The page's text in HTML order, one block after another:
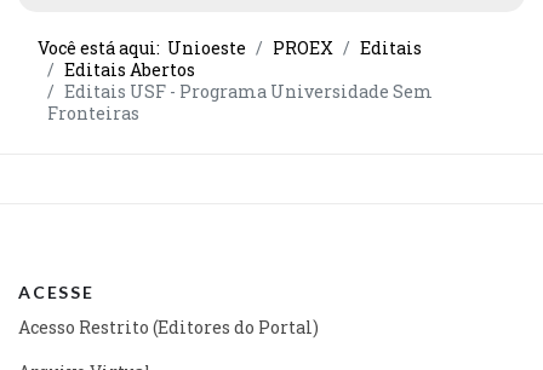
Você está aqui: Unioeste PROEX
Editais
Editais Abertos
Editais USF - Programa Universidade Sem
Fronteiras
ACESSE
Acesso Restrito (Editores do Portal)